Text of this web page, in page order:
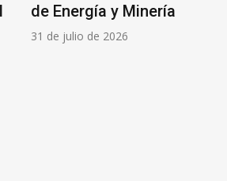
de Energía y Minería
31 de julio de 2026